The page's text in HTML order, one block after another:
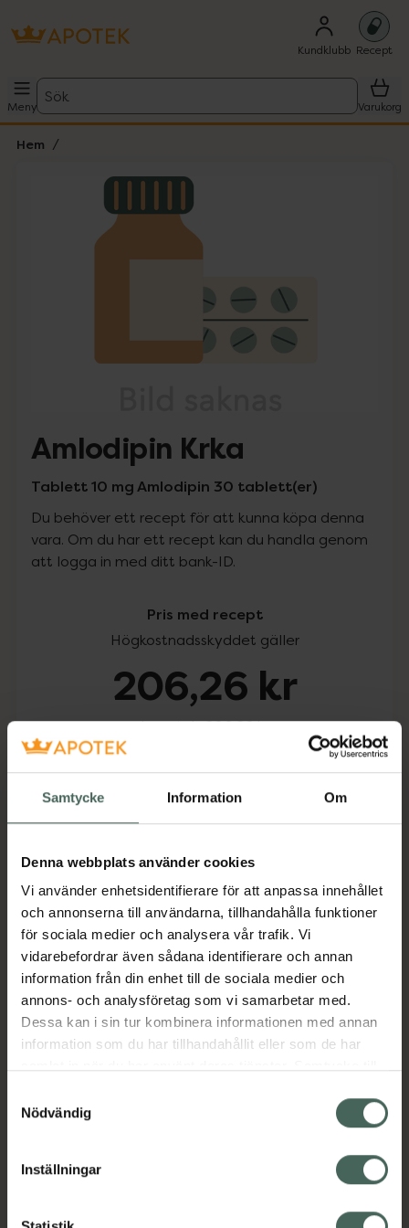
Samtycke Information Om
Denna webbplats använder cookies
Vi använder enhetsidentifierare för att anpassa innehållet
och annonserna till användarna, tillhandahålla funktioner
för sociala medier och analysera vår trafik. Vi
vidarebefordrar även sådana identifierare och annan
information från din enhet till de sociala medier och
annons- och analysföretag som vi samarbetar med.
Dessa kan i sin tur kombinera informationen med annan
information som du har tillhandahållit eller som de har
återkalla ditt samtycke via webbplatsens
cookieinställningar. Ett återkallat samtycke påverkar inte
lagligheten av behandling som skett innan återkallelsen.
Nödvändig
Inställningar
Kundklubb Recept
Meny
Sök
Varukorg
Hem
Lista: . Innehåller 1 objekt.
Amlodipin Krka
Tablett 10 mg Amlodipin 30 tablett(er)
Du behöver ett recept för att kunna köpa denna
vara. Om du har ett recept kan du handla genom
att logga in med ditt bank-ID.
Pris med recept
Högkostnadsskyddet gäller
206,26 kr
I apotek:206,26 kr
Köp via ditt recept
Beskrivning Dölj
Läs alltid bipacksedeln innan
användning.
EAN:
03838989776855